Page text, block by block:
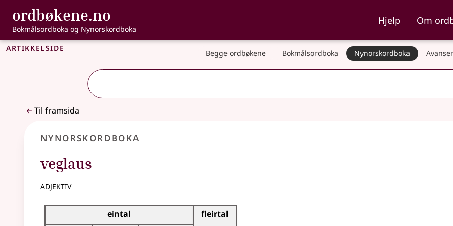
Gå til hovudinnhald
Tilgjenge
ordbøkene.no , Bokmålsordboka og Nynorskordboka
Bokmålsordboka og Nynorskordboka
Hjelp Om
Artikkelside Begge ordbøkene Bokmålsordboka Nynorskordboka
Til framsida
Nynorskordboka
veglaus
adjektiv
Bøyningstabell for dette adjektivet
eintal fleirtal